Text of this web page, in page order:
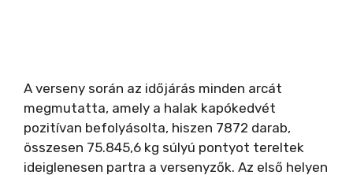
A verseny során az időjárás minden arcát
megmutatta, amely a halak kapókedvét
pozitívan befolyásolta, hiszen 7872 darab,
összesen 75.845,6 kg súlyú pontyot tereltek
ideiglenesen partra a versenyzők. Az első helyen